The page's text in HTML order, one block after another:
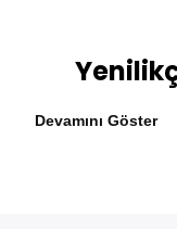
Devamını Göster